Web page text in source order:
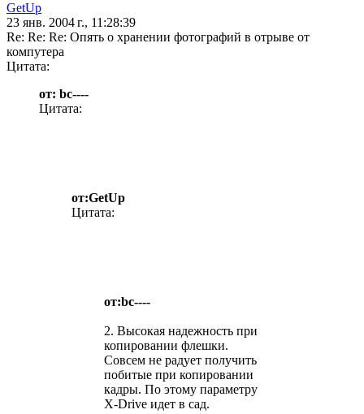
GetUp
23 янв. 2004 г., 11:28:39
Re: Re: Re: Опять о хранении фотографий в отрыве от
компутера
Цитата:
от: bc----
Цитата:
от:GetUp
Цитата:
от:bc----
2. Высокая надежность при
копировании флешки.
Совсем не радует получить
побитые при копировании
кадры. По этому параметру
X-Drive идет в сад.